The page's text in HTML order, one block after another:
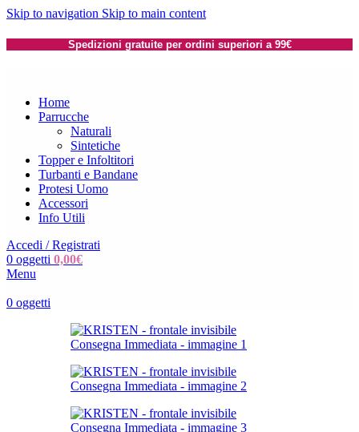
Skip to navigation Skip to main content
Spedizioni gratuite per ordini superiori a 99€
Home
Parrucche
Naturali
Sintetiche
Topper e Infoltitori
Turbanti e Bandane
Protesi Uomo
Accessori
Info Utili
Accedi / Registrati
0 oggetti 0,00€
Menu
0 oggetti